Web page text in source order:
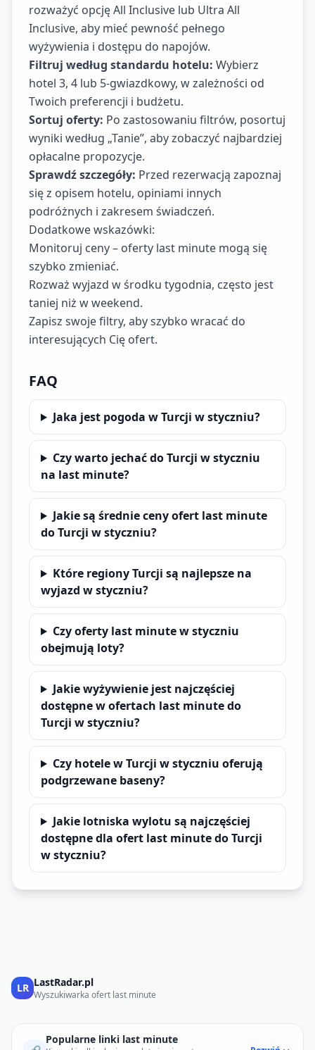
rozważyć opcję All Inclusive lub Ultra All
Inclusive, aby mieć pewność pełnego
wyżywienia i dostępu do napojów.
Filtruj według standardu hotelu: Wybierz
hotel 3, 4 lub 5-gwiazdkowy, w zależności od
Twoich preferencji i budżetu.
Sortuj oferty: Po zastosowaniu filtrów, posortuj
wyniki według „Tanie”, aby zobaczyć najbardziej
opłacalne propozycje.
Sprawdź szczegóły: Przed rezerwacją zapoznaj
się z opisem hotelu, opiniami innych
podróżnych i zakresem świadczeń.
Dodatkowe wskazówki:
Monitoruj ceny – oferty last minute mogą się
szybko zmieniać.
Rozważ wyjazd w środku tygodnia, często jest
taniej niż w weekend.
Zapisz swoje filtry, aby szybko wracać do
interesujących Cię ofert.
FAQ
Jaka jest pogoda w Turcji w styczniu?
Czy warto jechać do Turcji w styczniu
na last minute?
Jakie są średnie ceny ofert last minute
do Turcji w styczniu?
Które regiony Turcji są najlepsze na
wyjazd w styczniu?
Czy oferty last minute w styczniu
obejmują loty?
Jakie wyżywienie jest najczęściej
dostępne w ofertach last minute do
Turcji w styczniu?
Czy hotele w Turcji w styczniu oferują
podgrzewane baseny?
Jakie lotniska wylotu są najczęściej
dostępne dla ofert last minute do Turcji
w styczniu?
LR LastRadar.pl
Wyszukiwarka ofert last minute
Popularne linki last minute